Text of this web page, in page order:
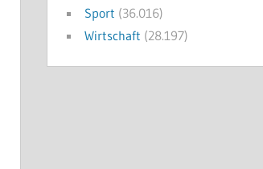
Sport (36.016)
Wirtschaft (28.197)